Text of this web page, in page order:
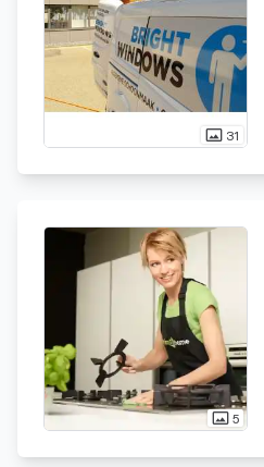
photo_size_select_actual 31
photo_size_select_actual5